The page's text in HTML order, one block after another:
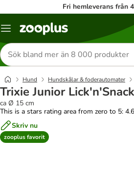
Fri hemleverans från
Katalogmeny
Sök
efter
produkter
Hund Hundskålar & foderautomater
Trixie Junior
ca Ø 15 cm
This is a stars rating area from zero to 5:
Skriv nu
zooplus favorit